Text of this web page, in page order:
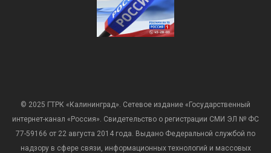
© 2025 ГТРК «Калининград». Сетевое издание «Государственный
интернет-канал «Россия». Свидетельство о регистрации СМИ ЭЛ № ФС
77-59166 от 22 августа 2014 года. Выдано Федеральной службой по
надзору в сфере связи, информационных технологий и массовых